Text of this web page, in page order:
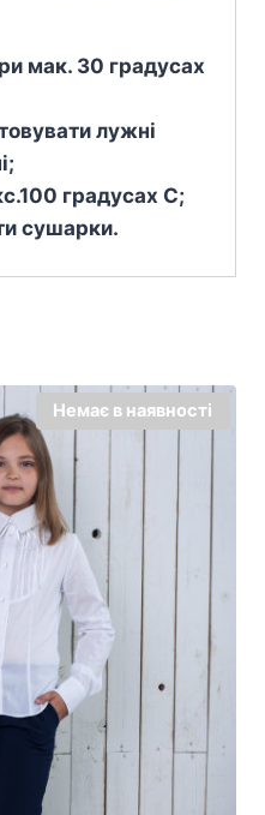
мак. 30 градусах
лужні
градусах С;
сушарки.
Немає в наявності